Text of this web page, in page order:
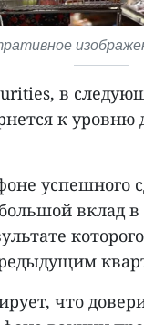
в
к уровню
успешного
вклад
что